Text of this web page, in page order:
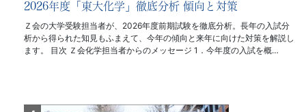
2026年度「東大化学」徹底分析 傾向と対策
Ｚ会の大学受験担当者が、2026年度前期試験を徹底分析。長年の入試分
析から得られた知見もふまえて、今年の傾向と来年に向けた対策を解説し
ます。 目次 Ｚ会化学担当者からのメッセージ 1．今年度の入試を概…